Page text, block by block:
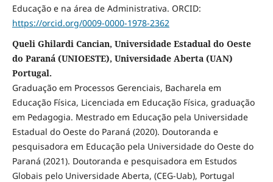
Educação e na área de Administrativa. ORCID:
https://orcid.org/0009-0000-1978-2362
Queli Ghilardi Cancian, Universidade Estadual do Oeste
do Paraná (UNIOESTE), Universidade Aberta (UAN)
Portugal.
Graduação em Processos Gerenciais, Bacharela em
Educação Física, Licenciada em Educação Física, graduação
em Pedagogia. Mestrado em Educação pela Universidade
Estadual do Oeste do Paraná (2020). Doutoranda e
pesquisadora em Educação pela Universidade do Oeste do
Paraná (2021). Doutoranda e pesquisadora em Estudos
Globais pelo Universidade Aberta, (CEG-Uab), Portugal